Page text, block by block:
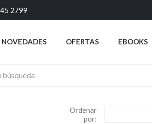
2799
NOVEDADES OFERTAS EBOOKS
Ordenar
por: